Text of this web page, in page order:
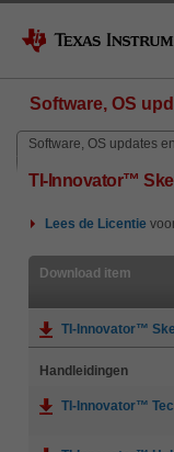
Software, OS
Software, OS updates
TI-Innovator™
Lees de Licentie
Download item
TI-Innovator™
Handleidingen
TI-Innovator™